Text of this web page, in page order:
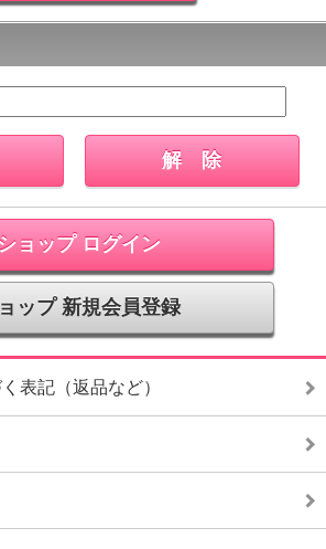
ショップ ログイン
ップ 新規会員登録
表記（返品など）